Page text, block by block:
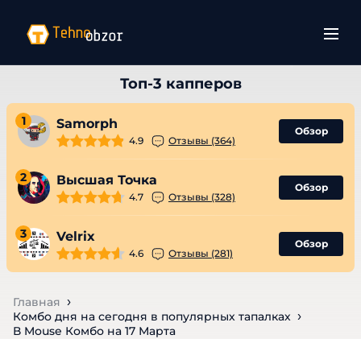
1 Samorph
4.9 Отзывы (364)
Обзор
2 Высшая Точка
4.7 Отзывы (328)
Обзор
3 Velrix
4.6 Отзывы (281)
Обзор
Главная
Комбо дня на сегодня в популярных тапалках
В Mouse Комбо на 17 Марта